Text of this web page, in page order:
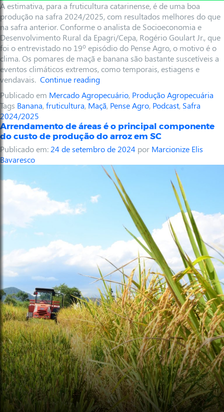
A estimativa, para a fruticultura catarinense, é de uma boa
produção na safra 2024/2025, com resultados melhores do que
na safra anterior. Conforme o analista de Socioeconomia e
Desenvolvimento Rural da Epagri/Cepa, Rogério Goulart Jr., que
foi o entrevistado no 19º episódio do Pense Agro, o motivo é o
clima. Os pomares de maçã e banana são bastante suscetíveis a
eventos climáticos extremos, como temporais, estiagens e
vendavais. Continue reading
Publicado em Mercado Agropecuário, Produção Agropecuária
Tags Banana,fruticultura, Maçã, Pense Agro, Podcast, Safra
2024/2025
Arrendamento de áreas é o principal componente
do custo de produção do arroz em SC
Publicado em:24 de setembro de 2024 por Marcionize Elis
Bavaresco